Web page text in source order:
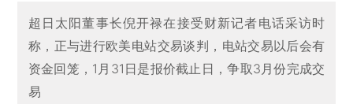
超日太阳董事长倪开禄在接受财新记者电话采访时
称，正与进行欧美电站交易谈判，电站交易以后会有
资金回笼，1月31日是报价截止日，争取3月份完成交
易